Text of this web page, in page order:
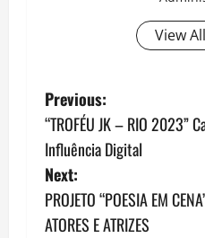
View
P
o
s
t
Previous:
“TROFÉU JK – RIO 2023”
Influência Digital
Next:
PROJETO “POESIA EM
ATORES E ATRIZES